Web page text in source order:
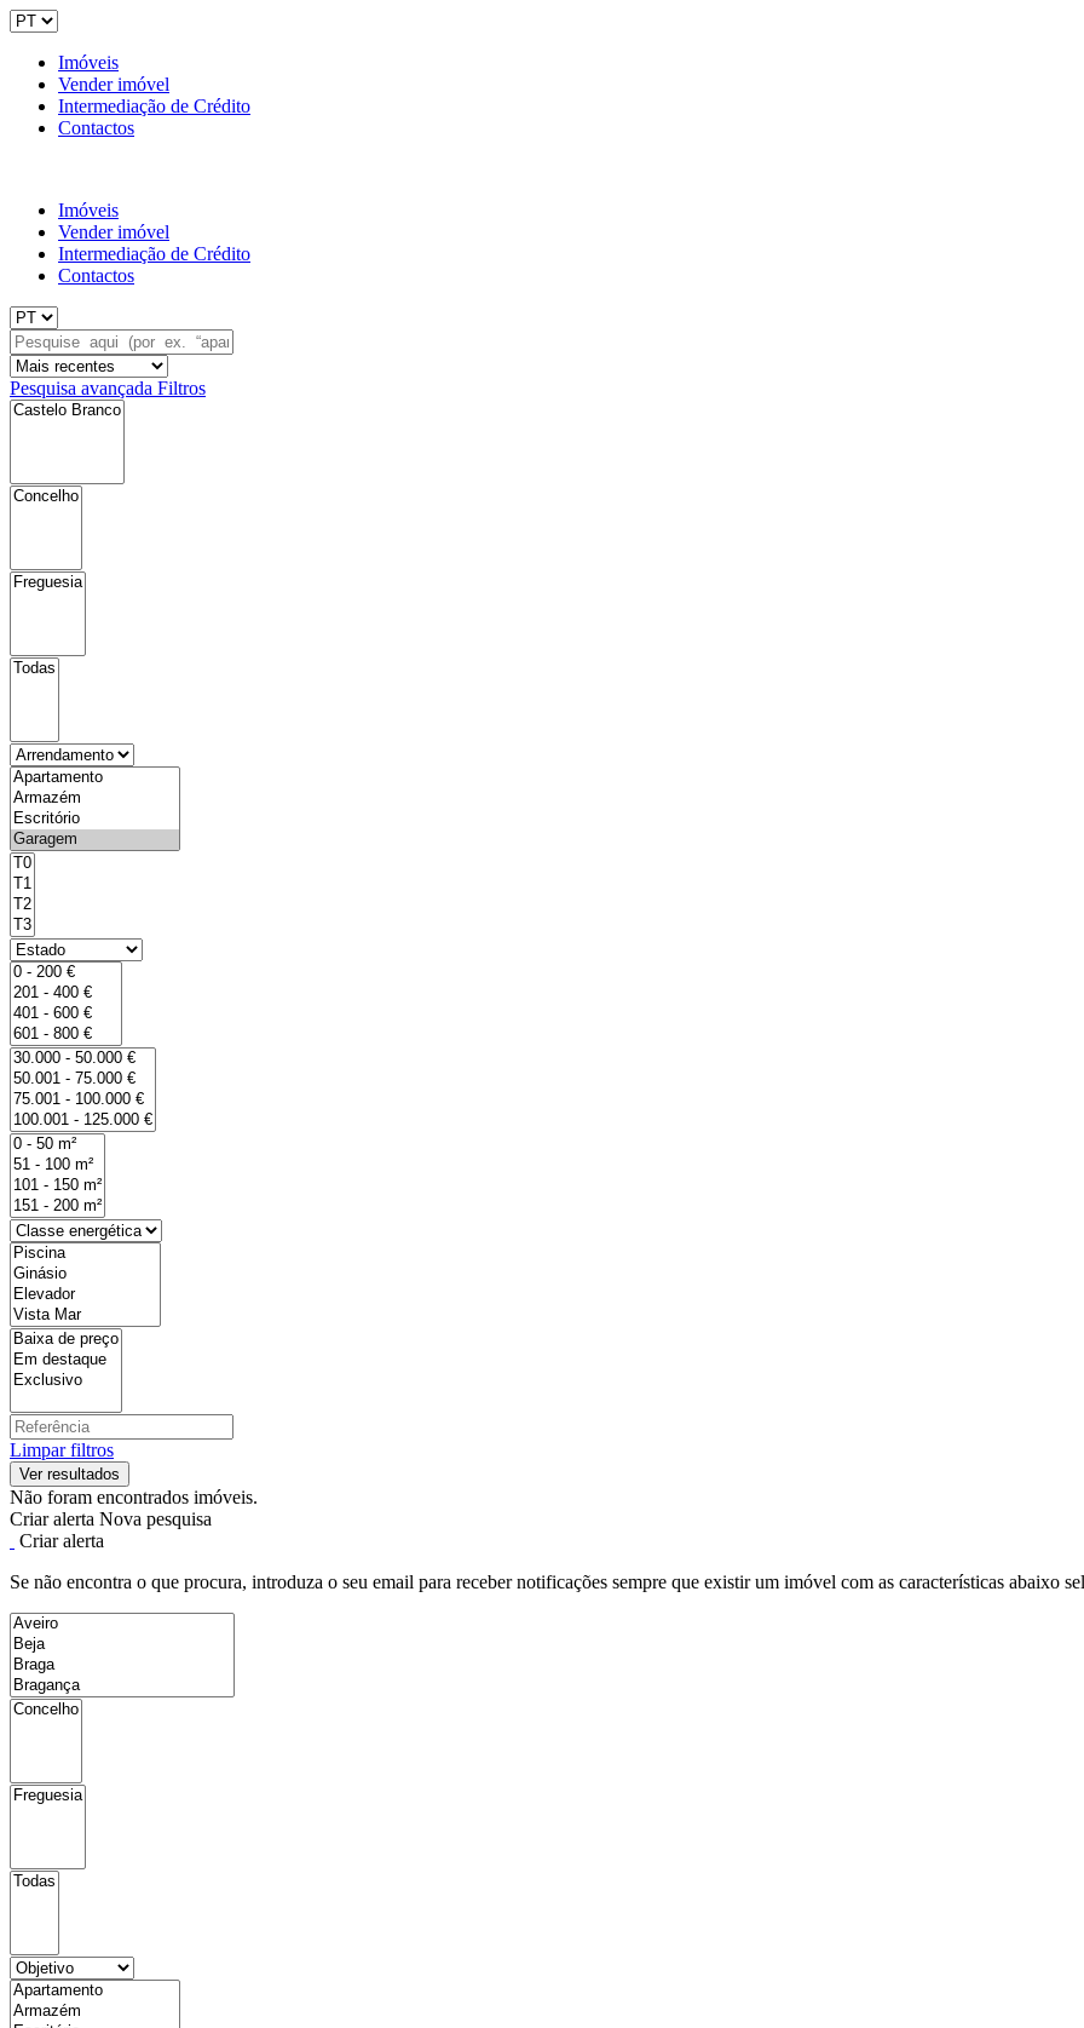
Imóveis
Vender imóvel
Intermediação de Crédito
Contactos
Imóveis
Vender imóvel
Intermediação de Crédito
Contactos
Pesquisa avançada Filtros
Limpar filtros
Não foram encontrados imóveis.
Criar alerta Nova pesquisa
Criar alerta
Se não encontra o que procura, introduza o seu email para receber notificações sempre que existir um imóvel com as características abaixo